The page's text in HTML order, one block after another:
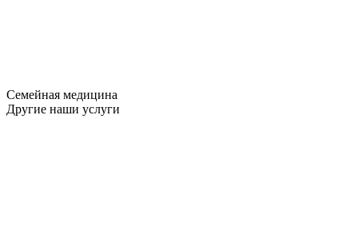
Семейная медицина
Другие наши услуги